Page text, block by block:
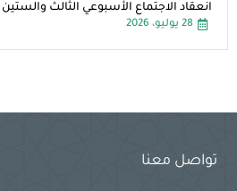
انعقاد الاجتماع الأسبوعي الثالث والستين
28 يوليو، 2026
تواصل معنا